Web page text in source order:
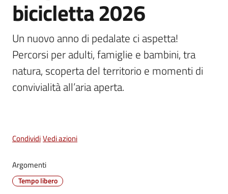
Servizi
Castel
Maggiore
Menu selezionato
pretorio
bicicletta 2026
Un nuovo anno di pedalate ci aspetta!
Percorsi per adulti, famiglie e bambini, tra
natura, scoperta del territorio e momenti di
convivialità all’aria aperta.
CondividiVedi azioni
Argomenti
Tempo libero